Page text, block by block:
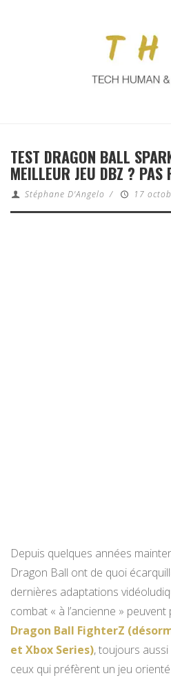
TEST DRAGON BALL
MEILLEUR JEU DBZ ? PAS
Stéphane D'Angelo / 17
Depuis quelques années
Dragon Ball ont de quoi
dernières adaptations
combat « à l’ancienne »
Dragon Ball FighterZ
et Xbox Series), toujours
ceux qui préfèrent un jeu